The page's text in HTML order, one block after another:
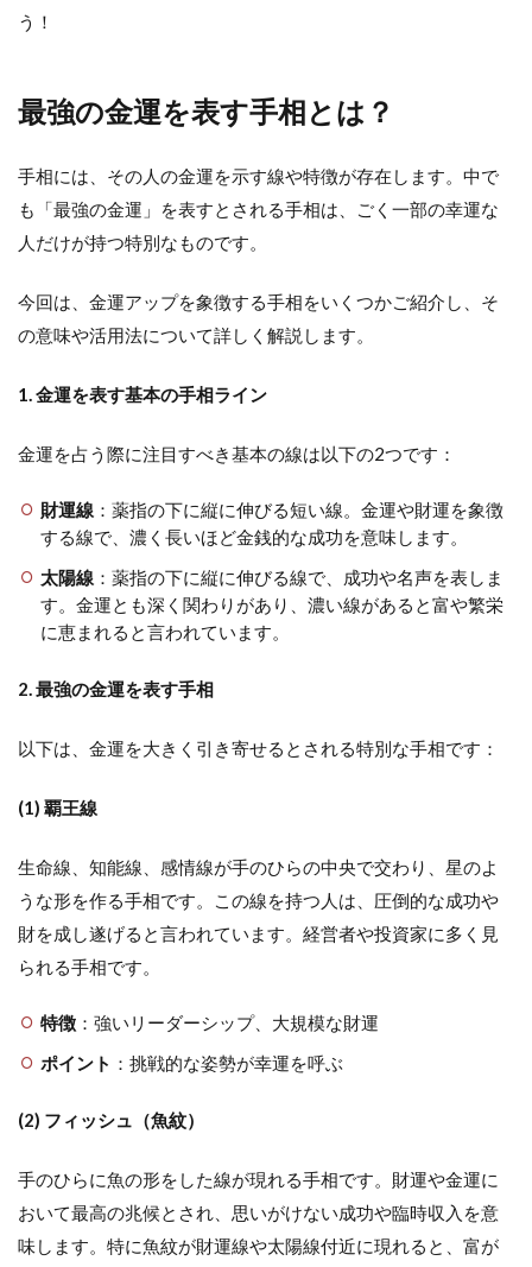
う！
最強の金運を表す手相とは？
手相には、その人の金運を示す線や特徴が存在します。中で
も「最強の金運」を表すとされる手相は、ごく一部の幸運な
人だけが持つ特別なものです。
今回は、金運アップを象徴する手相をいくつかご紹介し、そ
の意味や活用法について詳しく解説します。
1. 金運を表す基本の手相ライン
金運を占う際に注目すべき基本の線は以下の2つです：
財運線：薬指の下に縦に伸びる短い線。金運や財運を象徴
する線で、濃く長いほど金銭的な成功を意味します。
太陽線：薬指の下に縦に伸びる線で、成功や名声を表しま
す。金運とも深く関わりがあり、濃い線があると富や繁栄
に恵まれると言われています。
2. 最強の金運を表す手相
以下は、金運を大きく引き寄せるとされる特別な手相です：
(1) 覇王線
生命線、知能線、感情線が手のひらの中央で交わり、星のよ
うな形を作る手相です。この線を持つ人は、圧倒的な成功や
財を成し遂げると言われています。経営者や投資家に多く見
られる手相です。
特徴：強いリーダーシップ、大規模な財運
ポイント ：挑戦的な姿勢が幸運を呼ぶ
(2) フィッシュ（魚紋）
手のひらに魚の形をした線が現れる手相です。財運や金運に
おいて最高の兆候とされ、思いがけない成功や臨時収入を意
味します。特に魚紋が財運線や太陽線付近に現れると、富が